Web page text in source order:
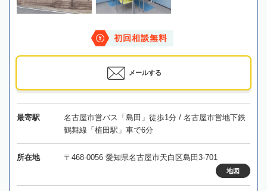
初回相談無料
メールする
最寄駅
名古屋市営バス「島田」徒歩1分 / 名古屋市営地下鉄
鶴舞線「植田駅」車で6分
所在地 〒468-0056 愛知県名古屋市天白区島田3-701
地図